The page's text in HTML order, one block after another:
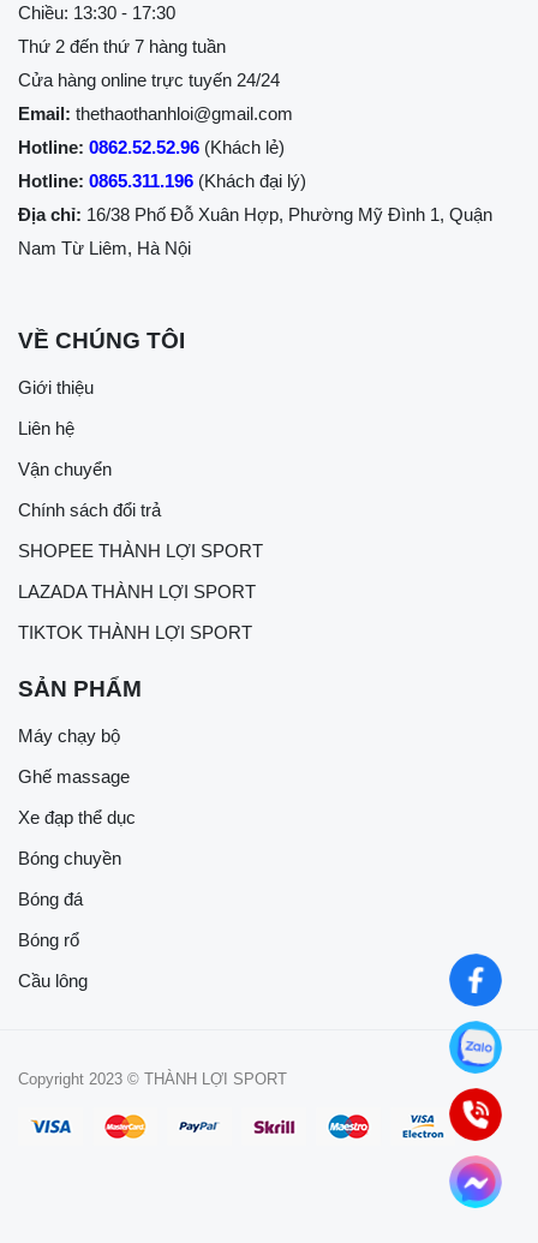
Chiều: 13:30 - 17:30
Thứ 2 đến thứ 7 hàng tuần
Cửa hàng online trực tuyến 24/24
Email: thethaothanhloi@gmail.com
Hotline: 0862.52.52.96 (Khách lẻ)
Hotline: 0865.311.196 (Khách đại lý)
Địa chỉ: 16/38 Phố Đỗ Xuân Hợp, Phường Mỹ Đình 1, Quận
Nam Từ Liêm, Hà Nội
VỀ CHÚNG TÔI
Giới thiệu
Liên hệ
Vận chuyển
Chính sách đổi trả
SHOPEE THÀNH LỢI SPORT
LAZADA THÀNH LỢI SPORT
TIKTOK THÀNH LỢI SPORT
SẢN PHẨM
Máy chạy bộ
Ghế massage
Xe đạp thể dục
Bóng chuyền
Bóng đá
Bóng rổ
Cầu lông
Copyright 2023 © THÀNH LỢI SPORT